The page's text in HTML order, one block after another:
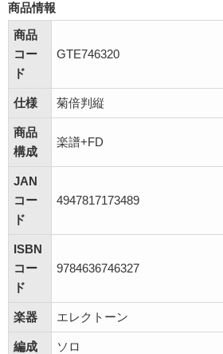
商品情報
商品
コー
ド
GTE746320
仕様 菊倍判縦
商品
構成
楽譜+FD
JAN
コー
ド
4947817173489
ISBN
コー
ド
9784636746327
楽器 エレクトーン
編成 ソロ